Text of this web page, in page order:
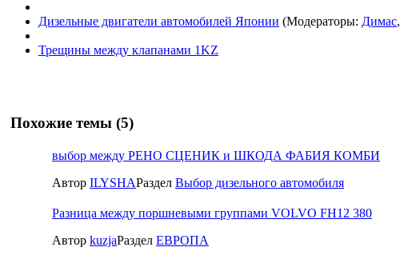
Дизельные двигатели автомобилей Японии (Модераторы: Димас,
Трещины между клапанами 1KZ
Похожие темы (5)
выбор между РЕНО СЦЕНИК и ШКОДА ФАБИЯ КОМБИ
Автор ILYSHAРаздел Выбор дизельного автомобиля
Разница между поршневыми группами VOLVO FH12 380
Автор kuzjaРаздел ЕВРОПА